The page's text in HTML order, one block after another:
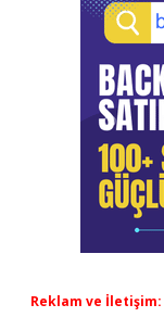
Reklam ve İletişim: